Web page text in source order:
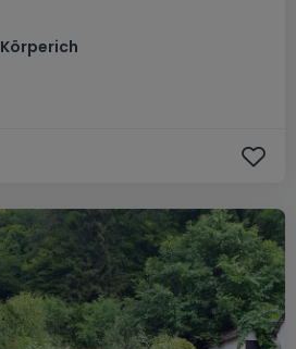
Körperich